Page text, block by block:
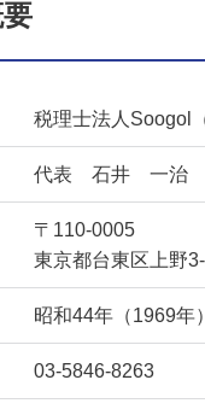
税理士法人Soogol
代表 石井 一治
〒110-0005
東京都台東区上野
昭和44年（1969年）
03-5846-8263